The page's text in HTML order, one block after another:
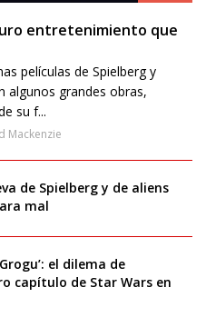
entretenimiento que
películas de Spielberg y
algunos grandes obras,
su f...
Mackenzie
de Spielberg y de aliens
mal
el dilema de
capítulo de Star Wars en